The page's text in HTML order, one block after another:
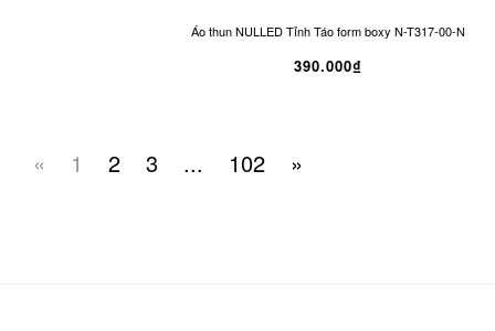
Áo thun NULLED Tỉnh Táo form boxy N-T317-00-N
390.000₫
« 1 2 3 ... 102 »